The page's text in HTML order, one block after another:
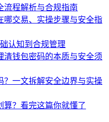
流程解析与合规指南
哪交易、实操步骤与安全指
认知到合规管理
清钱包密码的本质与安全须
？一文拆解安全边界与实操
算？看完这篇你就懂了